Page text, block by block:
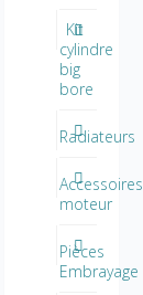
Kit
cylindre
big
bore
Radiateurs
Accessoires
moteur
Pièces
Embrayage